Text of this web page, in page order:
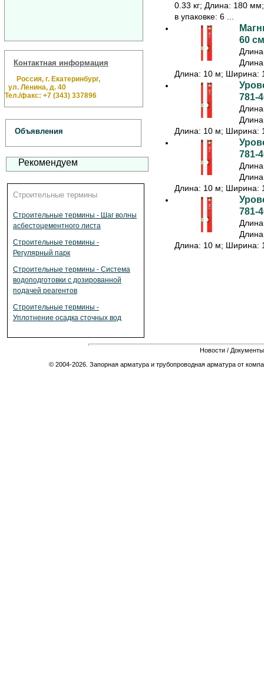
Контактная информация
Россия, г. Екатеринбург,
ул. Ленина, д. 40
Тел./факс: +7 (343) 337896
Объявления
Рекомендуем
Строительные термины
Строительные термины - Шаг волны
асбестоцементного листа
Строительные термины -
Регулярный парк
Строительные термины - Система
водоподготовки с дозированной
подачей реагентов
Строительные термины -
Уплотнение осадка сточных вод
0.33 кг; Длина: 180
в упаковке: 6 ...
60
Длина: 10 м; Ширина:
781-
Длина: 10 м; Ширина:
781-
Длина: 10 м; Ширина:
781-
Длина: 10 м; Ширина:
Новости / Документы
© 2004-2026. Запорная арматура и трубопроводная арматура от